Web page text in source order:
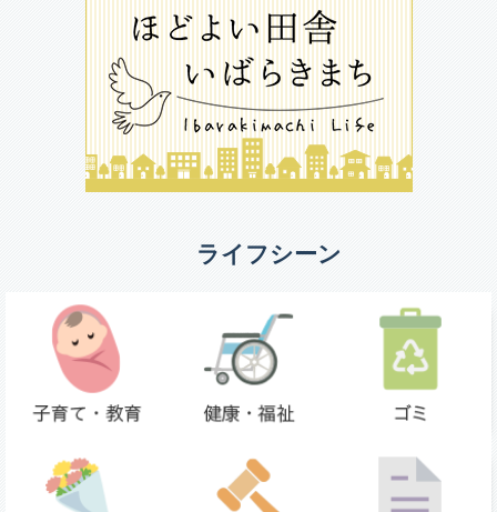
ライフシーン